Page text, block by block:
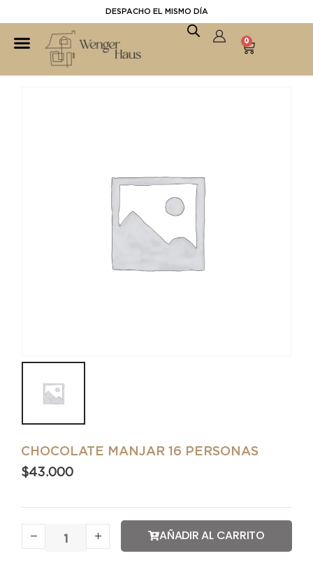
DESPACHO EL MISMO DÍA
0
CHOCOLATE MANJAR 16 PERSONAS
$43.000
AÑADIR AL CARRITO